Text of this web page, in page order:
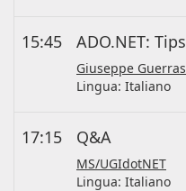
15:45 ADO.NET:
Giuseppe
Lingua: Italiano
17:15 Q&A
MS/UGIdotNET
Lingua: Italiano